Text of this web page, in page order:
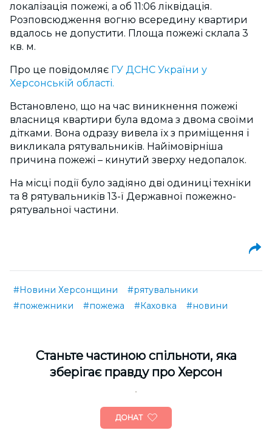
локалізація пожежі, а об 11:06 ліквідація.
Розповсюдження вогню всередину квартири
вдалось не допустити. Площа пожежі склала 3
кв. м.
Про це повідомляє ГУ ДСНС України у
Херсонській області.
Встановлено, що на час виникнення пожежі
власниця квартири була вдома з двома своїми
дітками. Вона одразу вивела їх з приміщення і
викликала рятувальників. Найімовірніша
причина пожежі – кинутий зверху недопалок.
На місці події було задіяно дві одиниці техніки
та 8 рятувальників 13-ї Державної пожежно-
рятувальної частини.
#Новини Херсонщини
#рятувальники
#пожежники
#пожежа #Каховка #новини
Cтаньте частиною спільноти, яка
зберігає правду про Херсон
ДОНАТ